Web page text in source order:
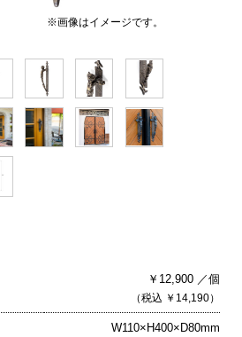
※画像はイメージです。
￥12,900 ／個
（税込 ￥14,190）
W110×H400×D80mm